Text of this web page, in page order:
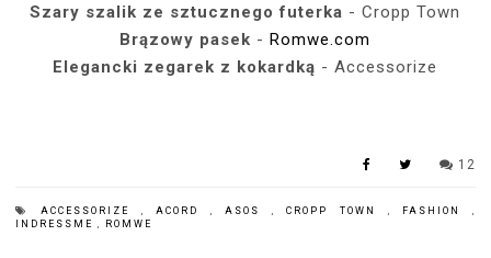
Szary szalik ze sztucznego futerka - Cropp Town
Brązowy pasek -Romwe.com
Elegancki zegarek z kokardką - Accessorize
12
ACCESSORIZE ACORD ASOS ,CROPP TOWN FASHION
INDRESSME
ROMWE